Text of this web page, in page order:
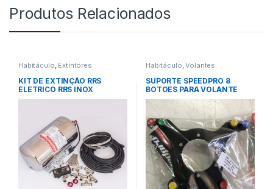
Produtos Relacionados
Habitáculo, Extintores
KIT DE EXTINÇÃO RRS
ELETRICO RRS INOX
Habitáculo,Volantes
SUPORTE SPEEDPRO 8
BOTOES PARA VOLANTE